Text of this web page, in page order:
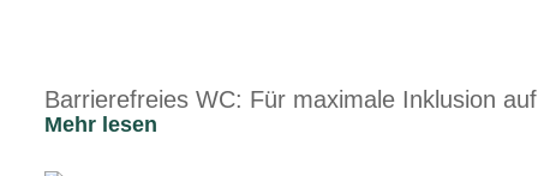
Barrierefreies WC: Für maximale Inklusion
Mehr lesen